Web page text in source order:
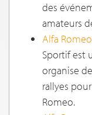
des
amateurs
Alfa
Sportif est
organise
rallyes
Romeo.